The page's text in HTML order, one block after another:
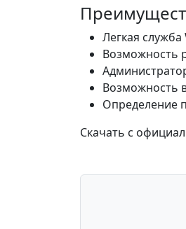
Легкая
Возможность
Возможность
Определение
Скачать с